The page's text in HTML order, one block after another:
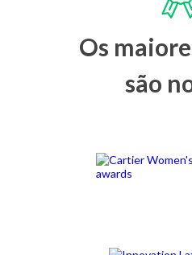
Os
são